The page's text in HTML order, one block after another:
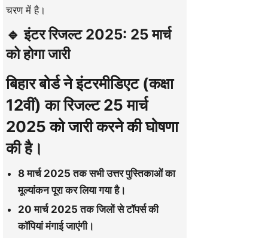
चरण में है।
🔹 इंटर रिजल्ट 2025: 25 मार्च
को होगा जारी
बिहार बोर्ड नेइंटरमीडिएट (कक्षा
12वीं) का रिजल्ट 25 मार्च
2025 को जारी करने की घोषणा
की है।
8 मार्च 2025 तक सभी उत्तर पुस्तिकाओं का
मूल्यांकन पूरा कर लिया गया है।
20 मार्च 2025 तक जिलों से टॉपर्स की
कॉपियां मंगाई जाएंगी।